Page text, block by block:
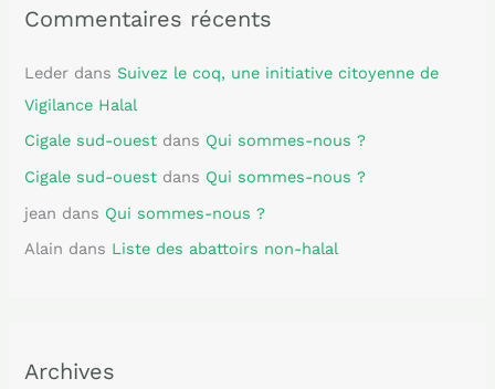
Commentaires récents
Leder dans Suivez le coq, une initiative citoyenne de
Vigilance Halal
Cigale sud-ouest dans Qui sommes-nous ?
Cigale sud-ouest dans Qui sommes-nous ?
jean dans Qui sommes-nous ?
Alain dans Liste des abattoirs non-halal
Archives